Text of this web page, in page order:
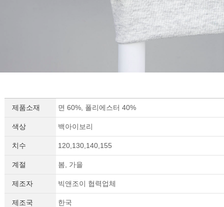
제품소재 면 60%, 폴리에스터 40%
색상 백아이보리
치수 120,130,140,155
계절 봄, 가을
제조자 빅앤조이 협력업체
제조국 한국